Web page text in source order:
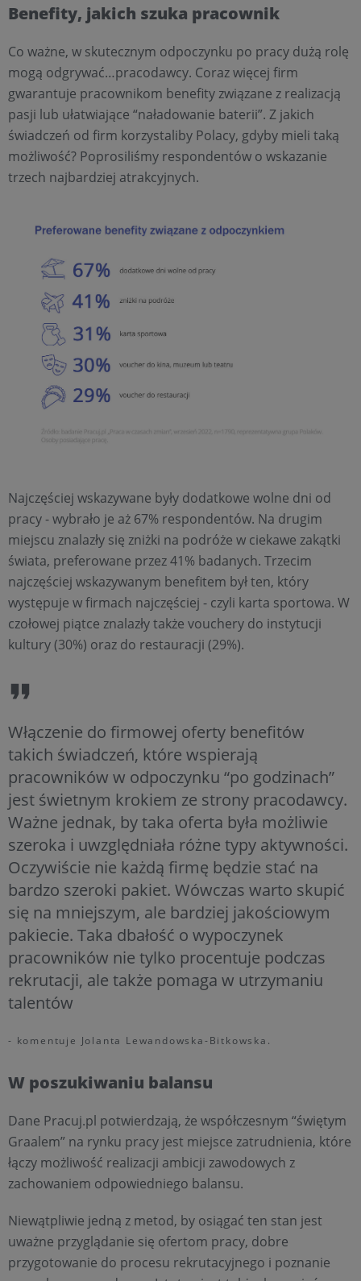
Benefity, jakich szuka pracownik
Co ważne, w skutecznym odpoczynku po pracy dużą rolę
mogą odgrywać…pracodawcy. Coraz więcej firm
gwarantuje pracownikom benefity związane z realizacją
pasji lub ułatwiające “naładowanie baterii”. Z jakich
świadczeń od firm korzystaliby Polacy, gdyby mieli taką
możliwość? Poprosiliśmy respondentów o wskazanie
trzech najbardziej atrakcyjnych.
Najczęściej wskazywane były dodatkowe wolne dni od
pracy - wybrało je aż 67% respondentów. Na drugim
miejscu znalazły się zniżki na podróże w ciekawe zakątki
świata, preferowane przez 41% badanych. Trzecim
najczęściej wskazywanym benefitem był ten, który
występuje w firmach najczęściej - czyli karta sportowa. W
czołowej piątce znalazły także vouchery do instytucji
kultury (30%) oraz do restauracji (29%).
Włączenie do firmowej oferty benefitów
takich świadczeń, które wspierają
pracowników w odpoczynku “po godzinach”
jest świetnym krokiem ze strony pracodawcy.
Ważne jednak, by taka oferta była możliwie
szeroka i uwzględniała różne typy aktywności.
Oczywiście nie każdą firmę będzie stać na
bardzo szeroki pakiet. Wówczas warto skupić
się na mniejszym, ale bardziej jakościowym
pakiecie. Taka dbałość o wypoczynek
pracowników nie tylko procentuje podczas
rekrutacji, ale także pomaga w utrzymaniu
talentów
- komentuje Jolanta Lewandowska-Bitkowska.
W poszukiwaniu balansu
Dane Pracuj.pl potwierdzają, że współczesnym “świętym
Graalem” na rynku pracy jest miejsce zatrudnienia, które
łączy możliwość realizacji ambicji zawodowych z
zachowaniem odpowiedniego balansu.
Niewątpliwie jedną z metod, by osiągać ten stan jest
uważne przyglądanie się ofertom pracy, dobre
przygotowanie do procesu rekrutacyjnego i poznanie